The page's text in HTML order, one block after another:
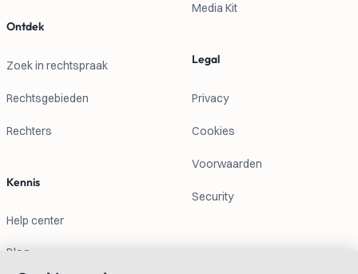
Ontdek
Zoek in rechtspraak
Rechtsgebieden
Rechters
Kennis
Help center
Blog
Media Kit
Legal
Privacy
Cookies
Voorwaarden
Security